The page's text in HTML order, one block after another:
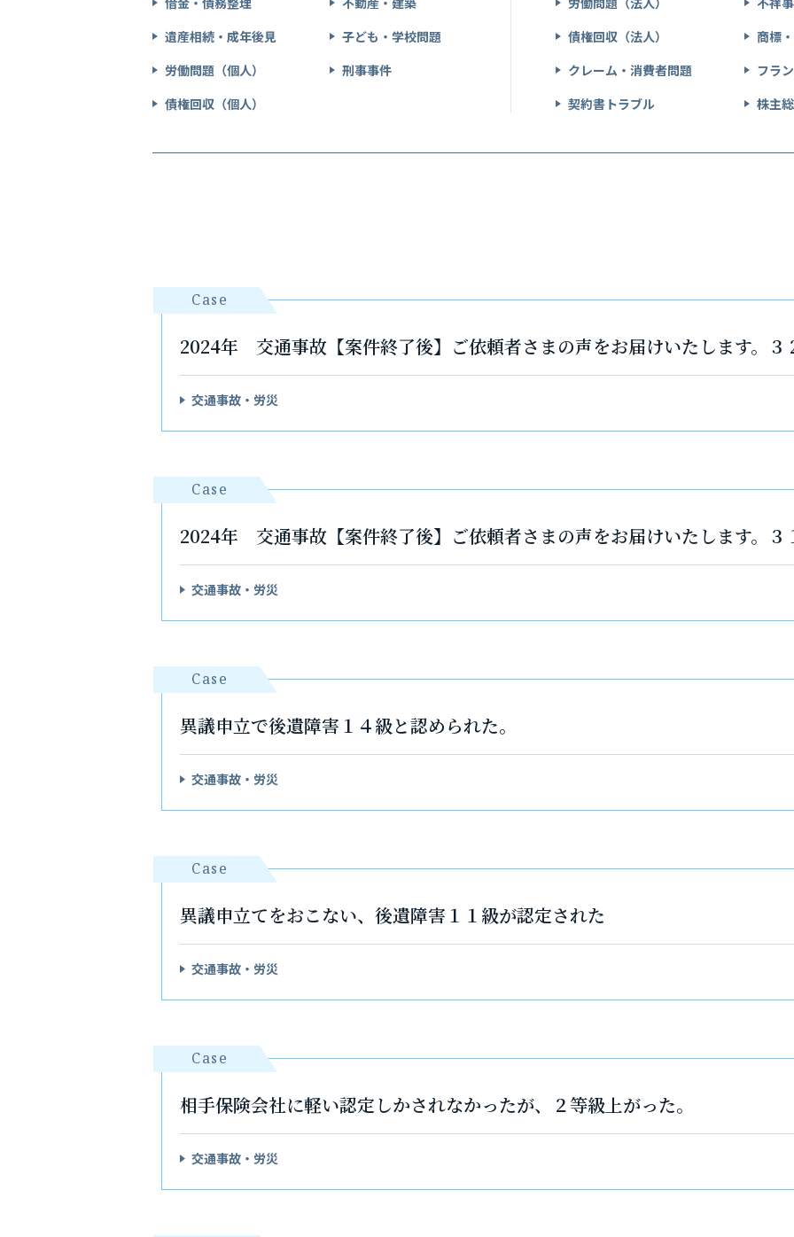
遺産相続・成年後見
労働問題（個人）
債権回収（個人）
子ども・学校問題
刑事事件
債権回収（法人）
クレーム・消費者問題
契約書トラブル
商標
フラ
株主
Case
2024年 交通事故【案件終了後】ご依頼者さまの声をお届けいたします。３
交通事故・労災
Case
2024年 交通事故【案件終了後】ご依頼者さまの声をお届けいたします。３
交通事故・労災
Case
異議申立で後遺障害１４級と認められた。
交通事故・労災
Case
異議申立てをおこない、後遺障害１１級が認定された
交通事故・労災
Case
相手保険会社に軽い認定しかされなかったが、２等級上がった。
交通事故・労災